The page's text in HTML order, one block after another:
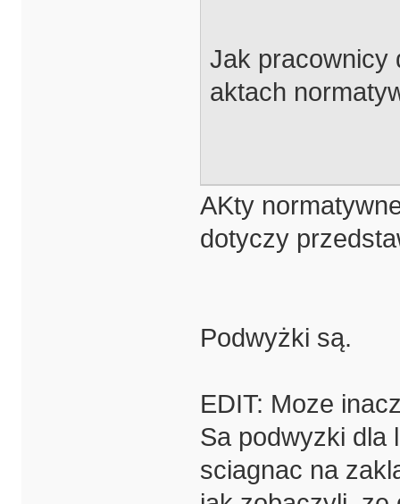
Jak pracownicy
aktach
AKty
dotyczy
Podwyżki są.
EDIT: Moze
Sa podwyzki dla
sciagnac na